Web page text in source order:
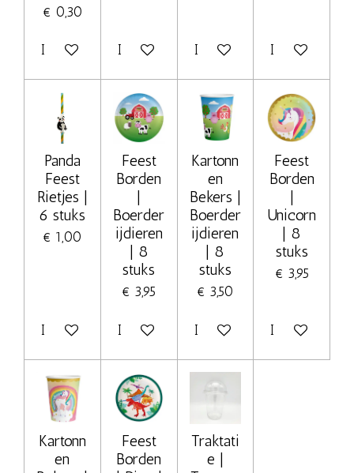
€ 0,30
In winkelwagenIn winkelwagenIn winkelwagenIn
Panda
Feest
Rietjes |
6 stuks
€ 1,00
In winkelwagen
Feest
Borden
|
Boerder
ijdieren
| 8
stuks
€ 3,95
In winkelwagen
Kartonn
en
Bekers |
Boerder
ijdieren
| 8
stuks
€ 3,50
In winkelwagen
Feest
Borden
|
Unicorn
| 8
stuks
€ 3,95
In
Kartonn
en
Feest
Borden
Traktati
e |